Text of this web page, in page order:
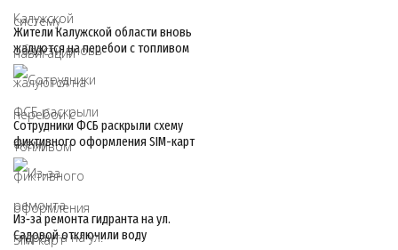
Жители Калужской области вновь
жалуются на перебои с топливом
Сотрудники ФСБ раскрыли схему
фиктивного оформления SIM-карт
Из‑за ремонта гидранта на ул.
Садовой отключили воду